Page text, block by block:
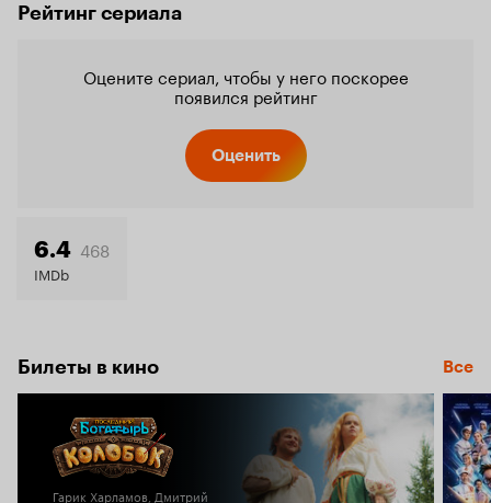
Рейтинг сериала
Оцените сериал, чтобы у него поскорее
появился рейтинг
Оценить
6.4 468
IMDb
Билеты в кино Все
Гарик Харламов, Дмитрий